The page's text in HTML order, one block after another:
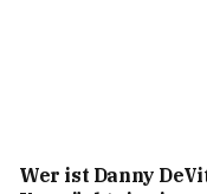
Wer ist Danny